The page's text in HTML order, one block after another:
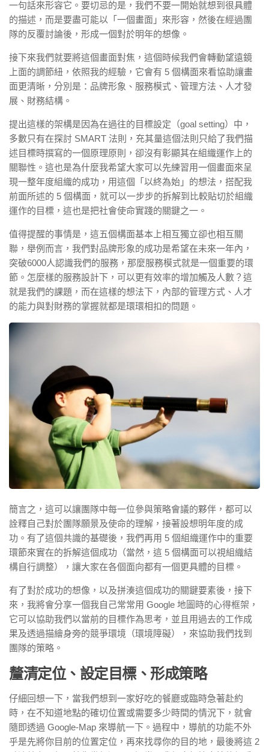
一句話來形容它。要切忌的是，我們不要一開始就想到很具體
的描述，而是要盡可能以「一個畫面」來形容，然後在經過團
隊的反覆討論後，形成一個對於明年的想像。
接下來我們就要將這個畫面對焦，這個時候我們會轉動望遠鏡
上面的調節紐，依照我的經驗，它會有 5 個構面來看協助讓畫
面更清晰，分別是：品牌形象、服務模式、管理方法、人才發
展、財務結構。
提出這樣的架構是因為在過往的目標設定（goal setting）中，
多數只有在探討 SMART 法則，充其量這個法則只給了我們描
述目標時撰寫的一個原理原則，卻沒有彰顯其在組織運作上的
關聯性。這也是為什麼我希望大家可以先練習用一個畫面來呈
現一整年度組織的成功，用這個「以終為始」的想法，搭配我
前面所述的 5 個構面，就可以一步步的拆解到比較貼切於組織
運作的目標，這也是把社會使命實踐的關鍵之一。
值得提醒的事情是，這五個構面基本上相互獨立卻也相互關
聯，舉例而言，我們對品牌形象的成功是希望在未來一年內，
突破6000人認識我們的服務，那麼服務模式就是一個重要的環
節。怎麼樣的服務設計下，可以更有效率的增加觸及人數？這
就是我們的課題，而在這樣的想法下，內部的管理方式、人才
的能力與對財務的掌握就都是環環相扣的問題。
簡言之，這可以讓團隊中每一位參與策略會議的夥伴，都可以
詮釋自己對於團隊願景及使命的理解，接著設想明年度的成
功。有了這個共識的基礎後，我們再用 5 個組織運作中的重要
環節來實在的拆解這個成功（當然，這 5 個構面可以視組織結
構自行調整），讓大家在各個面向都有一個更具體的目標。
有了對於成功的想像，以及拼湊這個成功的關鍵要素後，接下
來，我將會分享一個我自己常常用 Google 地圖時的心得框架，
它可以協助我們以當前的目標作為思考，並且用過去的工作成
果及透過描繪身旁的競爭環境（環境障礙），來協助我們找到
團隊的策略。
釐清定位、設定目標、形成策略
仔細回想一下，當我們想到一家好吃的餐廳或臨時急著赴約
時，在不知道地點的確切位置或需要多少時間的情況下，就會
隨即透過 Google-Map 來導航一下。過程中，導航的功能不外
乎是先將你目前的位置定位，再來找尋你的目的地，最後將這 2